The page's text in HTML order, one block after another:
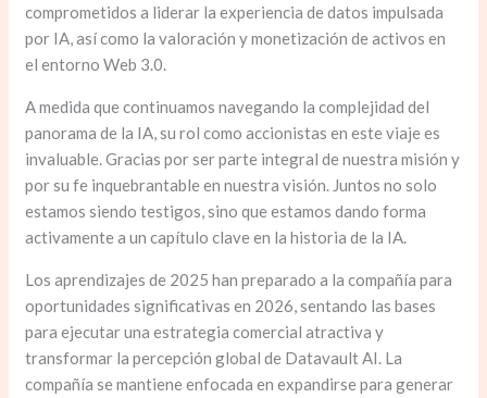
comprometidos a liderar la experiencia de datos impulsada
por IA, así como la valoración y monetización de activos en
el entorno Web 3.0.
A medida que continuamos navegando la complejidad del
panorama de la IA, su rol como accionistas en este viaje es
invaluable. Gracias por ser parte integral de nuestra misión y
por su fe inquebrantable en nuestra visión. Juntos no solo
estamos siendo testigos, sino que estamos dando forma
activamente a un capítulo clave en la historia de la IA.
Los aprendizajes de 2025 han preparado a la compañía para
oportunidades significativas en 2026, sentando las bases
para ejecutar una estrategia comercial atractiva y
transformar la percepción global de Datavault AI. La
compañía se mantiene enfocada en expandirse para generar